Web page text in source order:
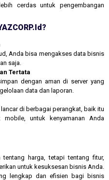
cerdas untuk pengembangan
Anda bisa mengakses data bisnis
saja.
Tertata
dengan aman di server yang
data dan laporan.
di berbagai perangkat, baik itu
untuk kenyamanan Anda
harga, tetapi tentang fitur,
untuk kesuksesan bisnis Anda.
lengkap dan efisien bagi bisnis